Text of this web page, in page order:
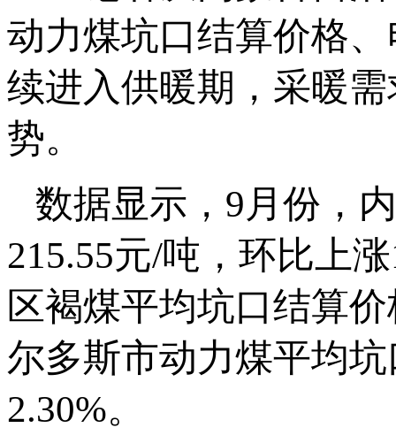
动力煤坑口结算价格
续进入供暖期，采暖
势。
数据显示，9月份，
215.55元/吨，环比上
区褐煤平均坑口结算
尔多斯市动力煤平均
2.30%。